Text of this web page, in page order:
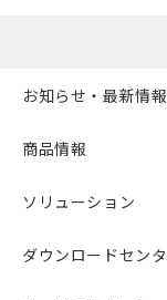
お知らせ・最新情報
商品情報
ソリューション
ダウンロードセンタ